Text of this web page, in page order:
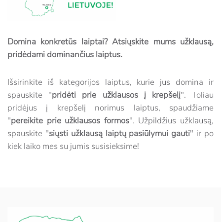
Domina konkretūs laiptai? Atsiųskite mums užklausą,
pridėdami dominančius laiptus.
Išsirinkite iš kategorijos laiptus, kurie jus domina ir
spauskite "pridėti prie užklausos į krepšelį". Toliau
pridėjus į krepšelį norimus laiptus, spaudžiame
"pereikite prie užklausos formos". Užpildžius užklausą,
spauskite "siųsti užklausą laiptų pasiūlymui gauti" ir po
kiek laiko mes su jumis susisieksime!